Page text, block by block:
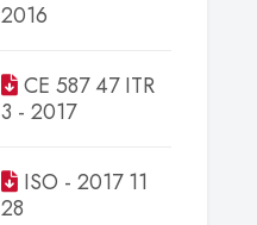
2016
CE 587 47 ITR
3 - 2017
ISO - 2017 11
28